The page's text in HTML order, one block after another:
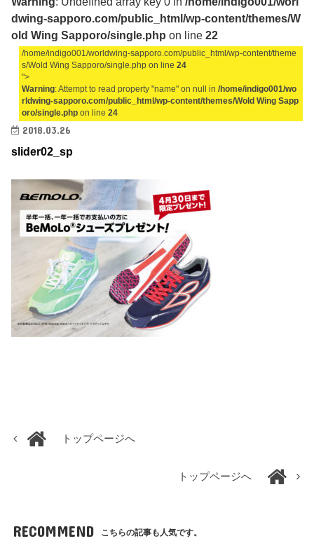
dwing-sapporo.com/public_html/wp-content/themes/W
old Wing Sapporo/single.php on line22
/home/indigo001/worldwing-sapporo.com/public_html/wp-content/theme
s/Wold Wing Sapporo/single.php on line24
">
Warning: Attempt to read property "name" on null in/home/indigo001/wo
rldwing-sapporo.com/public_html/wp-content/themes/Wold Wing Sapp
oro/single.php on line24
2018.03.26
slider02_sp
トップページへ
トップページへ
RECOMMEND こちらの記事も人気です。